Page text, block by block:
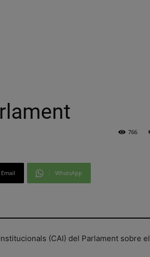
766
Email WhatsApp
(CAI) del Parlament sobre el